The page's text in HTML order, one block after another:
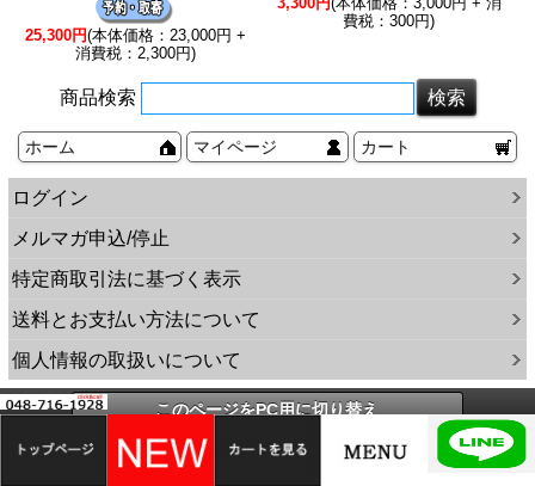
25,300円(本体価格：23,000円 +
消費税：2,300円)
費税：300円)
商品検索
ホーム マイページ カート
ログイン
メルマガ申込/停止
特定商取引法に基づく表示
送料とお支払い方法について
個人情報の取扱いについて
このページをPC用に切り替え